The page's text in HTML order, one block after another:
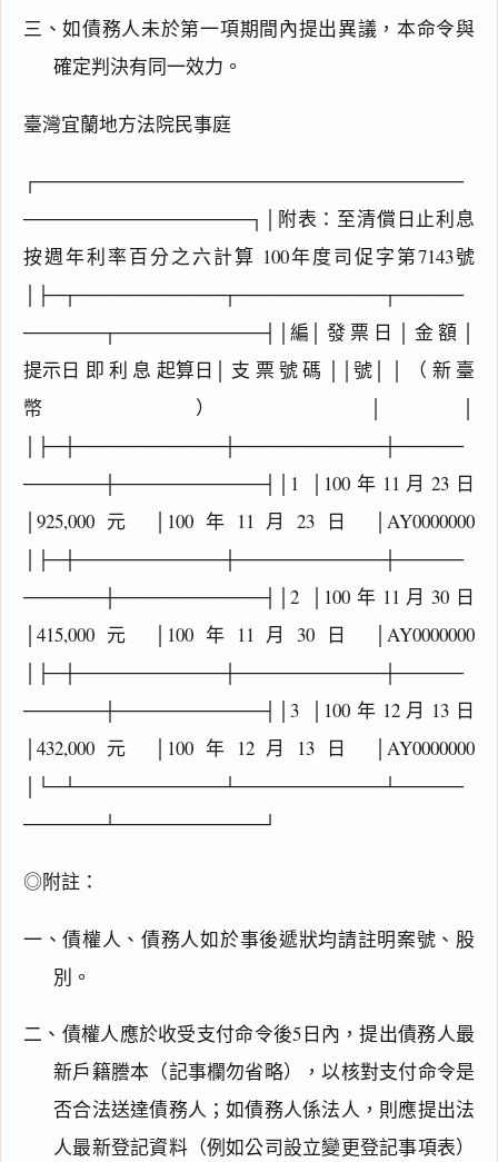
三、如債務人未於第一項期間內提出異議，本命令與
確定判決有同一效力。
臺灣宜蘭地方法院民事庭
┌────────────────────────────────
─────────────────┐│附表：至清償日止利息
按週年利率百分之六計算 100年度司促字第7143號
│├─┬───────────┬───────────┬─────
──────┬───────────┤│編│ 發 票 日 │ 金 額 │
提示日 即 利 息 起算日│ 支 票 號 碼 ││號│ │ （ 新 臺
幣 ） │ │
│├─┼───────────┼───────────┼─────
──────┼───────────┤│1 │100年11月23日
│925,000元 │100年11月23日 │AY0000000
│├─┼───────────┼───────────┼─────
──────┼───────────┤│2 │100年11月30日
│415,000元 │100年11月30日 │AY0000000
│├─┼───────────┼───────────┼─────
──────┼───────────┤│3 │100年12月13日
│432,000元 │100年12月13日 │AY0000000
│└─┴───────────┴───────────┴─────
──────┴───────────┘
◎附註：
一、債權人、債務人如於事後遞狀均請註明案號、股
別。
二、債權人應於收受支付命令後5日內，提出債務人最
新戶籍謄本（記事欄勿省略），以核對支付命令是
否合法送達債務人；如債務人係法人，則應提出法
人最新登記資料（例如公司設立變更登記事項表）